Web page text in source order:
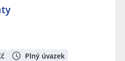
Plný úvazek